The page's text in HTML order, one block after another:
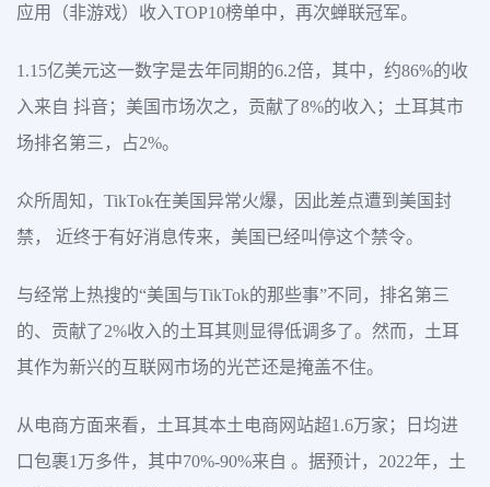
应用（非游戏）收入TOP10榜单中，再次蝉联冠军。
1.15亿美元这一数字是去年同期的6.2倍，其中，约86%的收
入来自 抖音；美国市场次之，贡献了8%的收入；土耳其市
场排名第三，占2%。
众所周知，TikTok在美国异常火爆，因此差点遭到美国封
禁， 近终于有好消息传来，美国已经叫停这个禁令。
与经常上热搜的“美国与TikTok的那些事”不同，排名第三
的、贡献了2%收入的土耳其则显得低调多了。然而，土耳
其作为新兴的互联网市场的光芒还是掩盖不住。
从电商方面来看，土耳其本土电商网站超1.6万家；日均进
口包裹1万多件，其中70%-90%来自 。据预计，2022年，土